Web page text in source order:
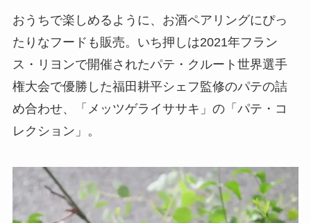
おうちで楽しめるように、お酒ペアリングにぴっ
たりなフードも販売。いち押しは2021年フラン
ス・リヨンで開催されたパテ・クルート世界選手
権大会で優勝した福田耕平シェフ監修のパテの詰
め合わせ、「メッツゲライササキ」の「パテ・コ
レクション」。